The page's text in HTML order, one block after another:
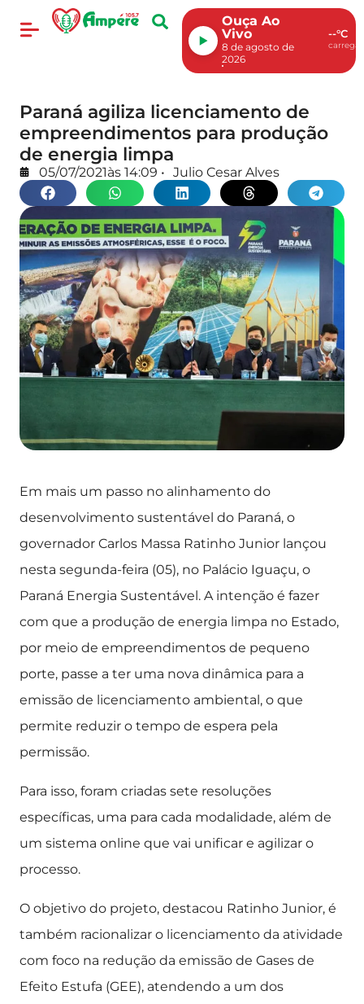
Ouça Ao
Vivo
8 de agosto de
2026
--°C
Paraná agiliza licenciamento de
empreendimentos para produção
de energia limpa
05/07/2021às 14:09 • Julio Cesar Alves
Em mais um passo no alinhamento do
desenvolvimento sustentável do Paraná, o
governador Carlos Massa Ratinho Junior lançou
nesta segunda-feira (05), no Palácio Iguaçu, o
Paraná Energia Sustentável. A intenção é fazer
com que a produção de energia limpa no Estado,
por meio de empreendimentos de pequeno
porte, passe a ter uma nova dinâmica para a
emissão de licenciamento ambiental, o que
permite reduzir o tempo de espera pela
permissão.
Para isso, foram criadas sete resoluções
específicas, uma para cada modalidade, além de
um sistema online que vai unificar e agilizar o
processo.
O objetivo do projeto, destacou Ratinho Junior, é
também racionalizar o licenciamento da atividade
com foco na redução da emissão de Gases de
Efeito Estufa (GEE), atendendo a um dos